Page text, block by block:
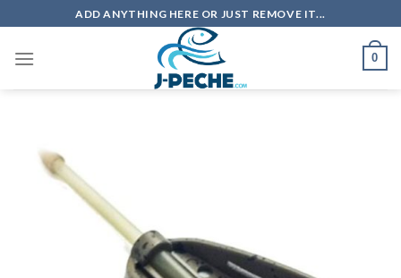
to
content
ADD ANYTHING HERE OR JUST REMOVE IT...
0